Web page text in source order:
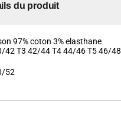
du produit
97% coton 3% elasthane
42 T3 42/44 T4 44/46 T5 46/48
52